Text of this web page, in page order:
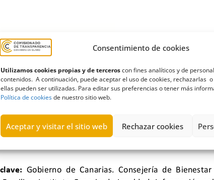
Consentimiento de cookies
Utilizamos cookies propias y de terceroscon fines analíticos y de
contenidos. A continuación, puede aceptar el uso de cookies, rechazarlas
ellas pueden ser utilizadas. Para editar sus preferencias o tener más
Política de cookiesde nuestro sitio web.
Aceptar y visitar el sitio web Rechazar cookies